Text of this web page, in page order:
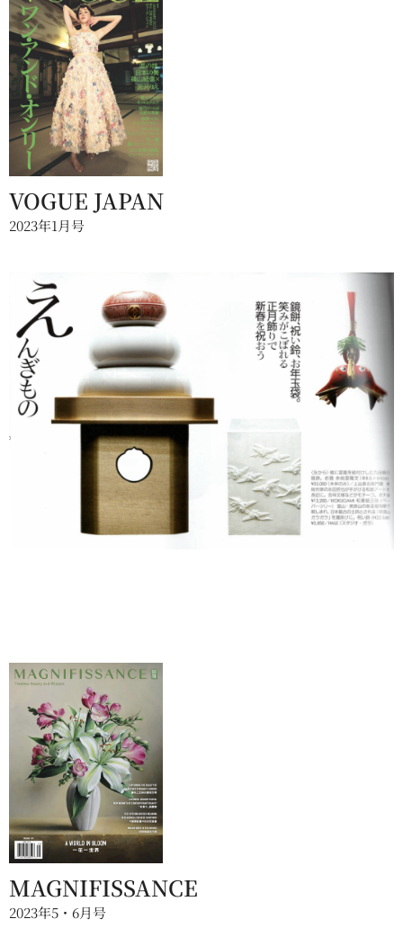
VOGUE JAPAN
2023年1月号
MAGNIFISSANCE
2023年5・6月号